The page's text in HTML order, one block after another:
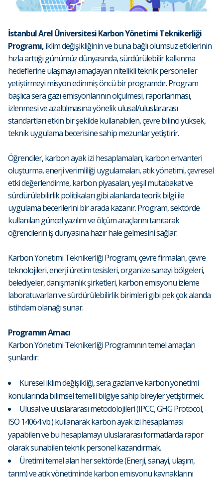
İstanbul Arel Üniversitesi Karbon Yönetimi Teknikerliği
Programı,iklim değişikliğinin ve buna bağlı olumsuz etkilerinin
hızla arttığı günümüz dünyasında, sürdürülebilir kalkınma
hedeflerine ulaşmayı amaçlayan nitelikli teknik personeller
yetiştirmeyi misyon edinmiş öncü bir programdır. Program
başlıca sera gazı emisyonlarının ölçülmesi, raporlanması,
izlenmesi ve azaltılmasına yönelik ulusal/uluslararası
standartları etkin bir şekilde kullanabilen, çevre bilinci yüksek,
teknik uygulama becerisine sahip mezunlar yetiştirir.
Öğrenciler, karbon ayak izi hesaplamaları, karbon envanteri
oluşturma, enerji verimliliği uygulamaları, atık yönetimi, çevresel
etki değerlendirme, karbon piyasaları, yeşil mutabakat ve
sürdürülebilirlik politikaları gibi alanlarda teorik bilgi ile
uygulama becerilerini bir arada kazanır. Program, sektörde
kullanılan güncel yazılım ve ölçüm araçlarını tanıtarak
öğrencilerin iş dünyasına hazır hale gelmesini sağlar.
Karbon Yönetimi Teknikerliği Programı, çevre firmaları, çevre
teknolojileri, enerji üretim tesisleri, organize sanayi bölgeleri,
belediyeler, danışmanlık şirketleri, karbon emisyonu izleme
laboratuvarları ve sürdürülebilirlik birimleri gibi pek çok alanda
istihdam olanağı sunar.
Programın Amacı
Karbon Yönetimi Teknikerliği Programının temel amaçları
şunlardır:
Küresel iklim değişikliği, sera gazları ve karbon yönetimi
konularında bilimsel temelli bilgiye sahip bireyler yetiştirmek.
Ulusal ve uluslararası metodolojileri (IPCC, GHG Protocol,
ISO 14064 vb.) kullanarak karbon ayak izi hesaplaması
yapabilen ve bu hesaplamayı uluslararası formatlarda rapor
olarak sunabilen teknik personel kazandırmak.
Üretimi temel alan her sektörde (Enerji, sanayi, ulaşım,
tarım) ve atık yönetiminde karbon emisyonu kaynaklarını